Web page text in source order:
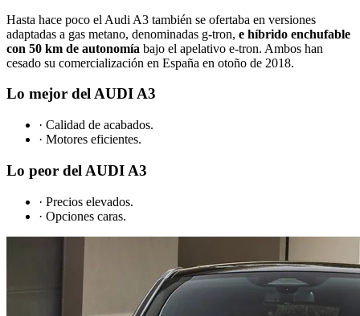
Hasta hace poco el Audi A3 también se ofertaba en versiones
adaptadas a gas metano, denominadas g-tron, e híbrido enchufable
con 50 km de autonomía bajo el apelativo e-tron. Ambos han
cesado su comercialización en España en otoño de 2018.
Lo mejor del AUDI A3
· Calidad de acabados.
· Motores eficientes.
Lo peor del AUDI A3
· Precios elevados.
· Opciones caras.